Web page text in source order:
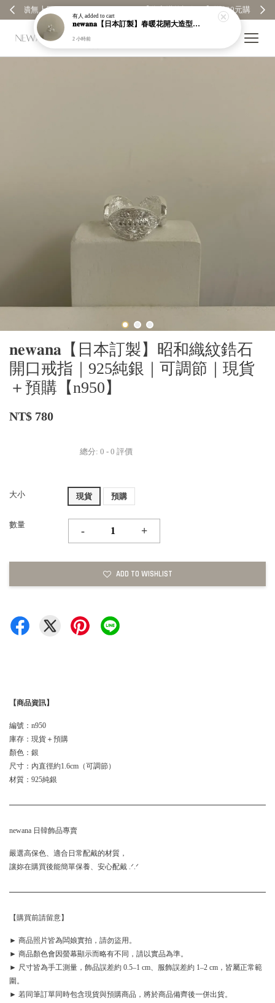
𝐧𝐞𝐰𝐚𝐧𝐚【日本訂製】昭和織紋鋯石
開口戒指｜925純銀｜可調節｜現貨
＋預購【n950】
NT$ 780
總分: 0 - 0 評價
大小 現貨 預購
數量
- +
ADD TO WISHLIST
【商品資訊】
編號：n950
庫存：現貨＋預購
顏色：銀
尺寸：內直徑約1.6cm（可調節）
材質：925純銀
newana 日韓飾品專賣
嚴選高保色、適合日常配戴的材質，
讓妳在購買後能簡單保養、安心配戴 .ᐟ.ᐟ
【購買前請留意】
► 商品照片皆為闆娘實拍，請勿盜用。
► 商品顏色會因螢幕顯示而略有不同，請以實品為準。
► 尺寸皆為手工測量，飾品誤差約 0.5–1 cm、服飾誤差約 1–2 cm，皆屬正常範
圍。
► 若同筆訂單同時包含現貨與預購商品，將於商品備齊後一併出貨。
有人 added to cart
𝐧𝐞𝐰𝐚𝐧𝐚【日本訂製】春暖花開大造型開口戒指｜925純銀｜可調節｜現貨＋預購【n951】
2 小時前